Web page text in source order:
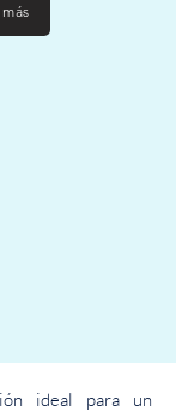
ideal para un